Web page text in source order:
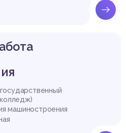
машиностроения